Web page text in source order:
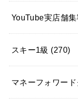
YouTube実店舗集
スキー1級 (270)
マネーフォワード